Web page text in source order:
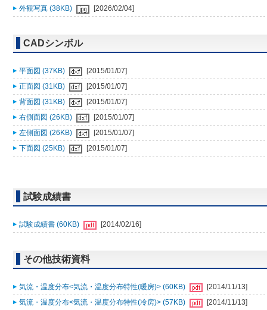
外観写真 (38KB) [2026/02/04]
CADシンボル
平面図 (37KB)
[2015/01/07]
正面図 (31KB)
[2015/01/07]
背面図 (31KB)
[2015/01/07]
右側面図 (26KB)
[2015/01/07]
左側面図 (26KB)
[2015/01/07]
下面図 (25KB)
[2015/01/07]
試験成績書
試験成績書 (60KB) [2014/02/16]
その他技術資料
気流・温度分布<気流・温度分布特性(暖房)> (60KB)
[2014/11/13]
気流・温度分布<気流・温度分布特性(冷房)> (57KB)
[2014/11/13]